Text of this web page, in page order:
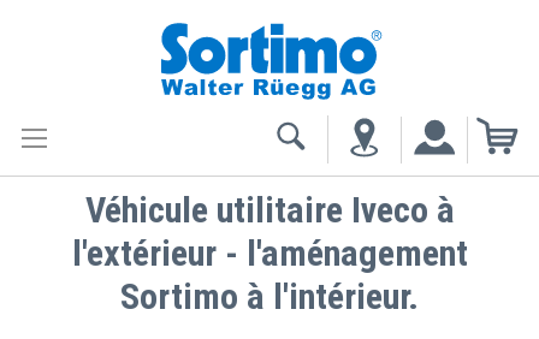
Véhicule utilitaire Iveco à
l'extérieur - l'aménagement
Sortimo à l'intérieur.